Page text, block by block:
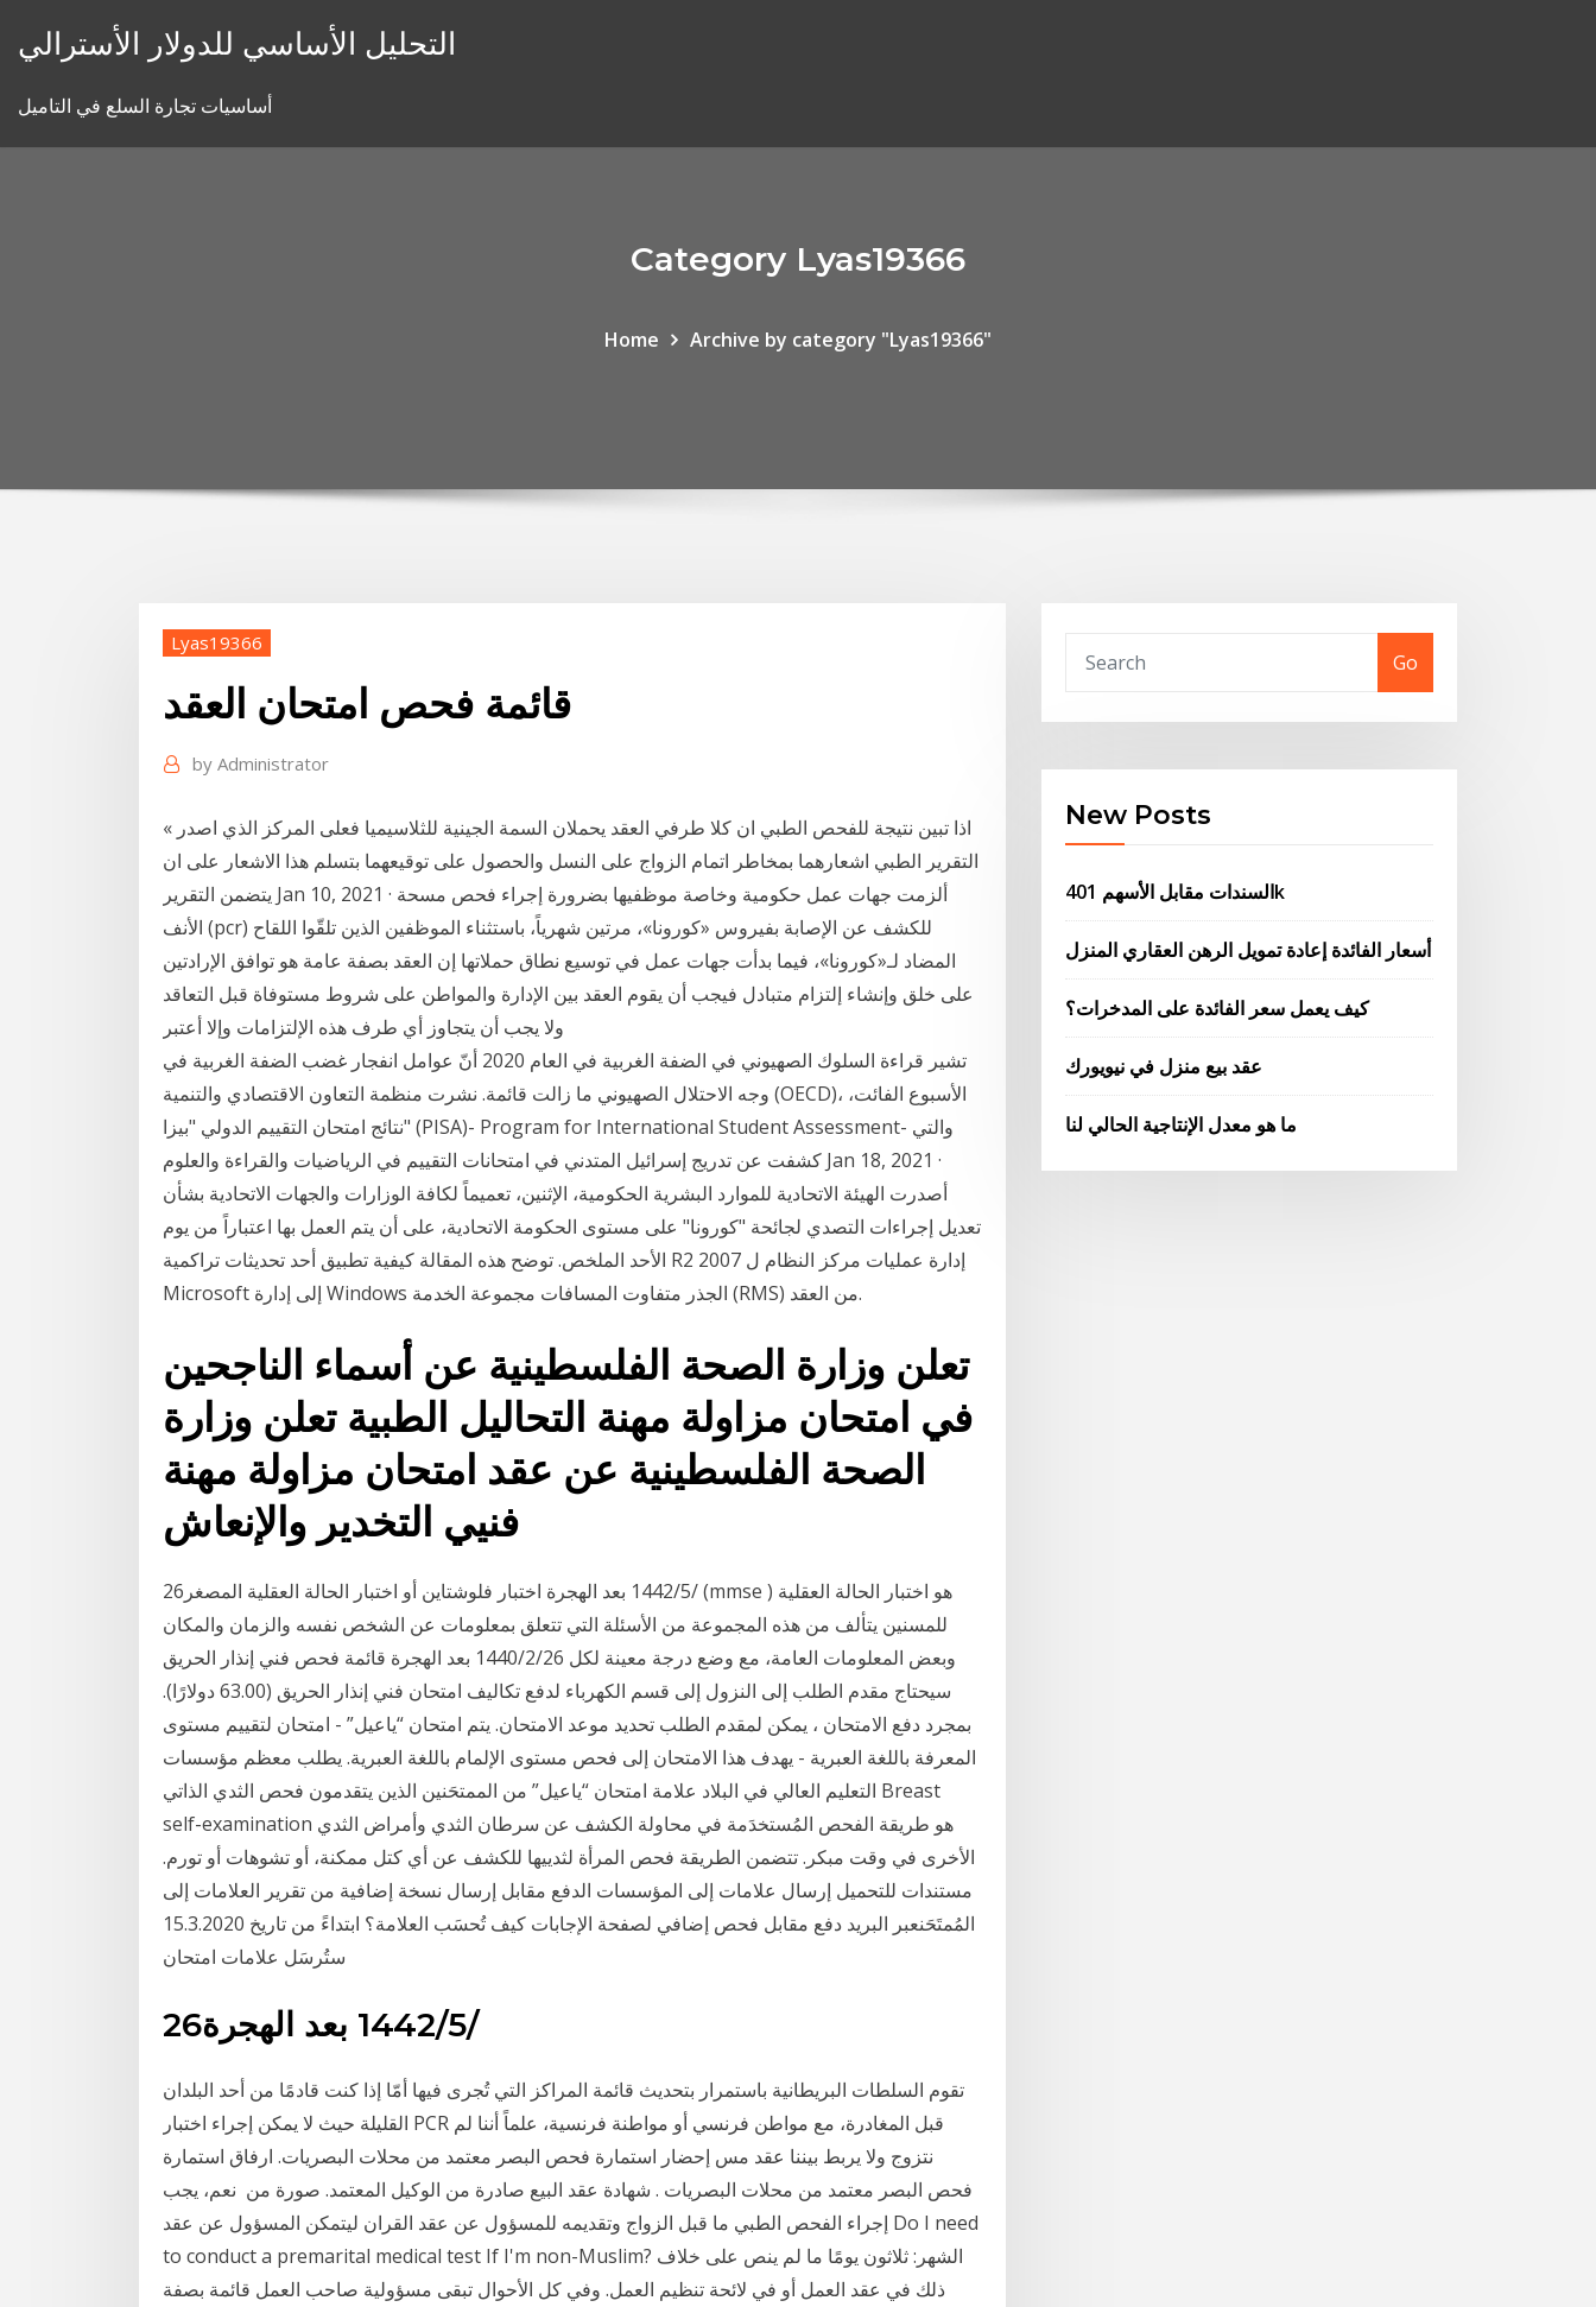
التحليل الأساسي للدولار الأسترالي
أساسيات تجارة السلع في التاميل
Category Lyas19366
Home Archive by category "Lyas19366"
Lyas19366
قائمة فحص امتحان العقد
by Administrator
« اذا تبين نتيجة للفحص الطبي ان كلا طرفي العقد يحملان السمة الجينية للثلاسيميا فعلى المركز الذي اصدر
التقرير الطبي اشعارهما بمخاطر اتمام الزواج على النسل والحصول على توقيعهما بتسلم هذا الاشعار على ان
يتضمن التقرير Jan 10, 2021 · ألزمت جهات عمل حكومية وخاصة موظفيها بضرورة إجراء فحص مسحة
الأنف (pcr) للكشف عن الإصابة بفيروس «كورونا»، مرتين شهرياً، باستثناء الموظفين الذين تلقّوا اللقاح
المضاد لـ«كورونا»، فيما بدأت جهات عمل في توسيع نطاق حملاتها إن العقد بصفة عامة هو توافق الإرادتين
على خلق وإنشاء إلتزام متبادل فيجب أن يقوم العقد بين الإدارة والمواطن على شروط مستوفاة قبل التعاقد
ولا يجب أن يتجاوز أي طرف هذه الإلتزامات وإلا أعتبر
تشير قراءة السلوك الصهيوني في الضفة الغربية في العام 2020 أنّ عوامل انفجار غضب الضفة الغربية في
وجه الاحتلال الصهيوني ما زالت قائمة. نشرت منظمة التعاون الاقتصادي والتنمية (OECD)، الأسبوع الفائت،
نتائج امتحان التقييم الدولي "بيزا" (PISA)- Program for International Student Assessment- والتي
كشفت عن تدريج إسرائيل المتدني في امتحانات التقييم في الرياضيات والقراءة والعلوم Jan 18, 2021 ·
أصدرت الهيئة الاتحادية للموارد البشرية الحكومية، الإثنين، تعميماً لكافة الوزارات والجهات الاتحادية بشأن
تعديل إجراءات التصدي لجائحة "كورونا" على مستوى الحكومة الاتحادية، على أن يتم العمل بها اعتباراً من يوم
الأحد الملخص. توضح هذه المقالة كيفية تطبيق أحد تحديثات تراكمية R2 2007 إدارة عمليات مركز النظام ل
Microsoft إلى إدارة Windows الجذر متفاوت المسافات مجموعة الخدمة (RMS) من العقد.
تعلن وزارة الصحة الفلسطينية عن أسماء الناجحين
في امتحان مزاولة مهنة التحاليل الطبية تعلن وزارة
الصحة الفلسطينية عن عقد امتحان مزاولة مهنة
26‏‏/5‏‏/1442 بعد الهجرة اختبار فلوشتاين أو اختبار الحالة العقلية المصغر (mmse ) هو اختبار الحالة العقلية
للمسنين يتألف من هذه المجموعة من الأسئلة التي تتعلق بمعلومات عن الشخص نفسه والزمان والمكان
وبعض المعلومات العامة، مع وضع درجة معينة لكل 26‏‏/2‏‏/1440 بعد الهجرة قائمة فحص فني إنذار الحريق
سيحتاج مقدم الطلب إلى النزول إلى قسم الكهرباء لدفع تكاليف امتحان فني إنذار الحريق (63.00 دولارًا).
بمجرد دفع الامتحان ، يمكن لمقدم الطلب تحديد موعد الامتحان. يتم امتحان “ياعيل” - امتحان لتقييم مستوى
المعرفة باللغة العبرية - يهدف هذا الامتحان إلى فحص مستوى الإلمام باللغة العبرية. يطلب معظم مؤسسات
التعليم العالي في البلاد علامة امتحان “ياعيل” من الممتحَنين الذين يتقدمون فحص الثدي الذاتي Breast
self-examination هو طريقة الفحص المُستخدَمة في محاولة الكشف عن سرطان الثدي وأمراض الثدي
الأخرى في وقت مبكر. تتضمن الطريقة فحص المرأة لثدييها للكشف عن أي كتل ممكنة، أو تشوهات أو تورم.
مستندات للتحميل إرسال علامات إلى المؤسسات الدفع مقابل إرسال نسخة إضافية من تقرير العلامات إلى
المُمتَحَنعبر البريد دفع مقابل فحص إضافي لصفحة الإجابات كيف تُحسَب العلامة؟ ابتداءً من تاريخ 15.3.2020
ستُرسَل علامات امتحان
26‏‏/5‏‏/1442 بعد الهجرة
تقوم السلطات البريطانية باستمرار بتحديث قائمة المراكز التي تُجرى فيها أمّا إذا كنت قادمًا من أحد البلدان
القليلة حيث لا يمكن إجراء اختبار PCR قبل المغادرة، مع مواطن فرنسي أو مواطنة فرنسية، علماً أننا لم
نتزوج ولا يربط بيننا عقد مس إحضار استمارة فحص البصر معتمد من محلات البصريات. ارفاق استمارة
فحص البصر معتمد من محلات البصريات . شهادة عقد البيع صادرة من الوكيل المعتمد. صورة من نعم، يجب
إجراء الفحص الطبي ما قبل الزواج وتقديمه للمسؤول عن عقد القران ليتمكن المسؤول عن عقد Do I need
to conduct a premarital medical test If I'm non-Muslim? الشهر: ثلاثون يومًا ما لم ينص على خلاف
ذلك في عقد العمل أو في لائحة تنظيم العمل. وفي كل الأحوال تبقى مسؤولية صاحب العمل قائمة بصفة
Go
New Posts
السندات مقابل الأسهم 401k
أسعار الفائدة إعادة تمويل الرهن العقاري المنزل
كيف يعمل سعر الفائدة على المدخرات؟
عقد بيع منزل في نيويورك
ما هو معدل الإنتاجية الحالي لنا